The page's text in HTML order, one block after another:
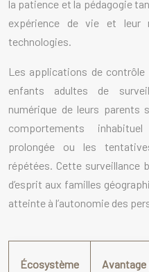
la patience et la pédagogie
expérience de vie et leur
technologies.
Les applications de
enfants adultes de
numérique de leurs parents
comportements
prolongée ou les
répétées. Cette surveillance
d’esprit aux familles
atteinte à l’autonomie des
Écosystème